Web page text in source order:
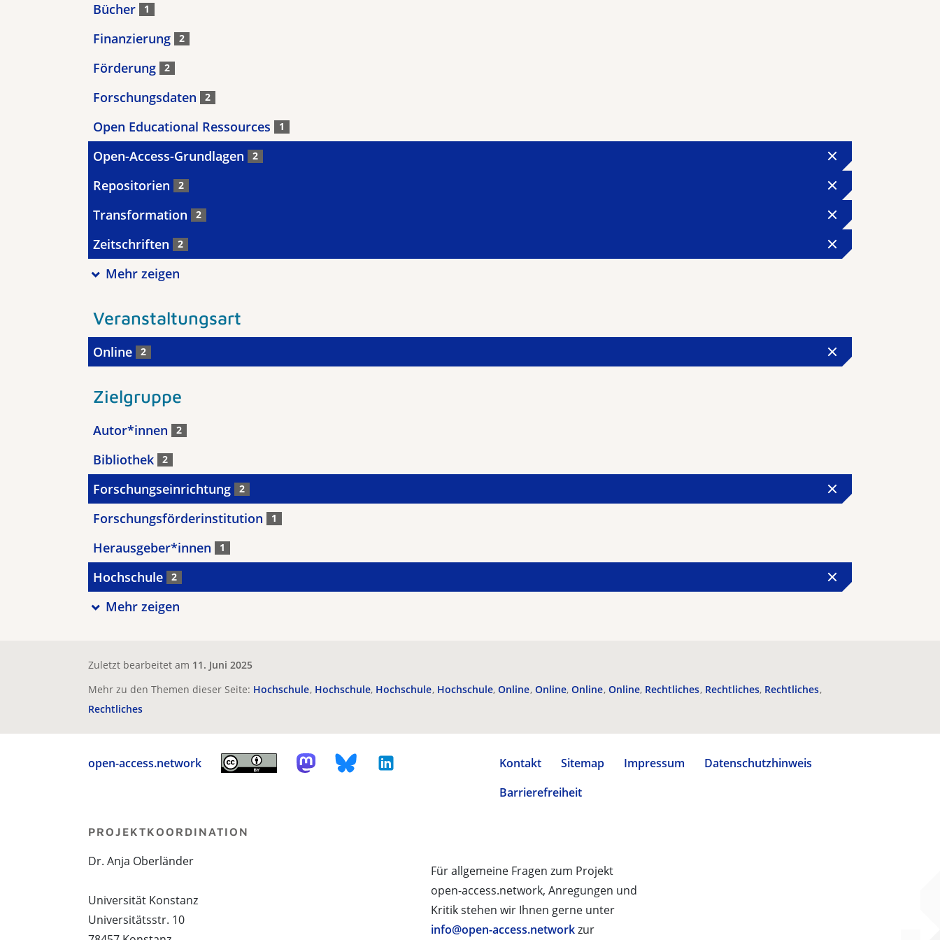
Bücher 1
Finanzierung 2
Förderung 2
Forschungsdaten 2
Open Educational Ressources 1
Open-Access-Grundlagen 2
Repositorien 2
Transformation 2
Zeitschriften 2
Mehr zeigen
Veranstaltungsart
Online 2
Zielgruppe
Autor*innen 2
Bibliothek 2
Forschungseinrichtung 2
Forschungsförderinstitution 1
Herausgeber*innen 1
Hochschule 2
Mehr zeigen
Zuletzt bearbeitet am 11. Juni 2025
Mehr zu den Themen dieser Seite: Hochschule Hochschule Hochschule Hochschule Online Online Online Online Rechtliches Rechtliches Rechtliches
Rechtliches
open-access.network Kontakt Sitemap Impressum
Datenschutzhinweis
Barrierefreiheit
Für allgemeine Fragen zum Projekt
open-access.network, Anregungen und
Kritik stehen wir Ihnen gerne unter
info@open-access.networkzur
PROJEKTKOORDINATION
Dr. Anja Oberländer
Universität Konstanz
Universitätsstr. 10